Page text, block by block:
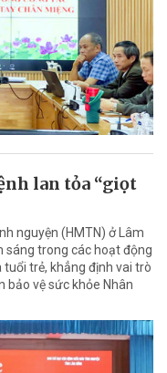
lan tỏa “giọt
nguyện (HMTN) ở Lâm
sáng trong các hoạt động
trẻ, khẳng định vai trò
bảo vệ sức khỏe Nhân